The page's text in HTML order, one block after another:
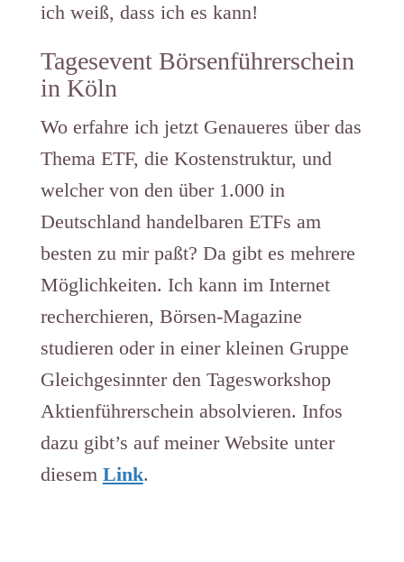
ich weiß, dass ich es kann!
Tagesevent Börsenführerschein
in Köln
Wo erfahre ich jetzt Genaueres über das
Thema ETF, die Kostenstruktur, und
welcher von den über 1.000 in
Deutschland handelbaren ETFs am
besten zu mir paßt? Da gibt es mehrere
Möglichkeiten. Ich kann im Internet
recherchieren, Börsen-Magazine
studieren oder in einer kleinen Gruppe
Gleichgesinnter den Tagesworkshop
Aktienführerschein absolvieren. Infos
dazu gibt’s auf meiner Website unter
diesem Link.